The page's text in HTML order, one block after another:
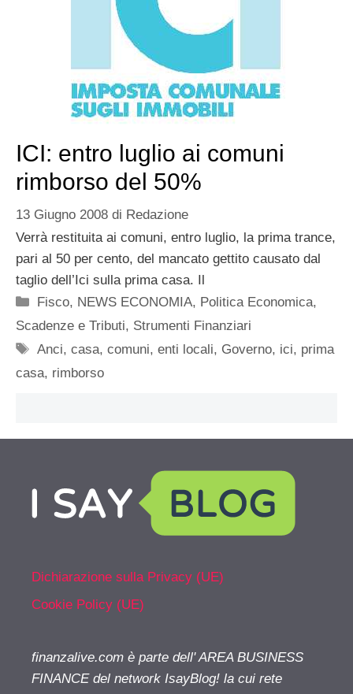
ICI: entro luglio ai comuni
rimborso del 50%
13 Giugno 2008 di Redazione
Verrà restituita ai comuni, entro luglio, la prima trance,
pari al 50 per cento, del mancato gettito causato dal
taglio dell’Ici sulla prima casa. Il
Categorie
Fisco, NEWS ECONOMIA, Politica Economica,
Scadenze e Tributi, Strumenti Finanziari
Tag
Anci,casa,comuni,enti locali, Governo, ici, prima
casa, rimborso
Dichiarazione sulla Privacy (UE)
Cookie Policy (UE)
finanzalive.com è parte dell' AREA BUSINESS
FINANCE del network IsayBlog! la cui rete